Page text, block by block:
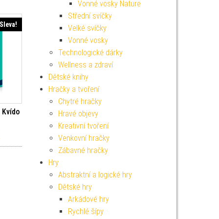
Sleva!
cena byla: 299 Kč.
Aktuální cena je: 269 Kč.
Vonné vosky Nature
Střední svíčky
Velké svíčky
Vonné vosky
Technologické dárky
Wellness a zdraví
Dětské knihy
Hračky a tvoření
Chytré hračky
Hravé objevy
Kreativní tvoření
Venkovní hračky
Zábavné hračky
Hry
Abstraktní a logické hry
Dětské hry
Arkádové hry
Rychlé šípy